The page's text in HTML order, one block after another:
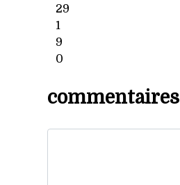
29
1
9
0
commentaires